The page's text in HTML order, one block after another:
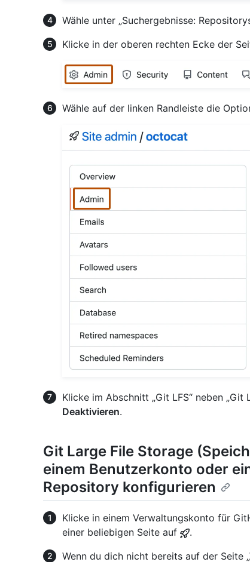
Wähle unter „Suchergebnisse:
Klicke in der oberen rechten Ecke der
Wähle auf der linken Randleiste die
Klicke im Abschnitt „Git LFS“ neben „Git
Deaktivieren.
Git Large File Storage
einem Benutzerkonto oder
Repository konfigurieren
Klicke in einem Verwaltungskonto für
einer beliebigen Seite auf
.
Wenn du dich nicht bereits auf der Seite